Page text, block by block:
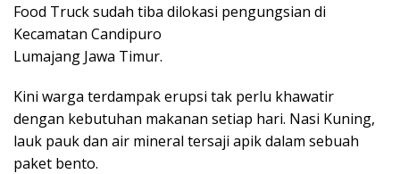
Food Truck sudah tiba dilokasi pengungsian di
Kecamatan Candipuro
Lumajang Jawa Timur.
Kini warga terdampak erupsi tak perlu khawatir
dengan kebutuhan makanan setiap hari. Nasi Kuning,
lauk pauk dan air mineral tersaji apik dalam sebuah
paket bento.